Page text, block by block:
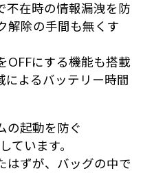
不在時の情報漏洩を防
解除の手間も無くす
OFFにする機能も搭載
によるバッテリー時間
の起動を防ぐ
ています。
はずが、バッグの中で